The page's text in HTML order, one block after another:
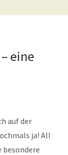
eine
auf der
ja! All
besondere